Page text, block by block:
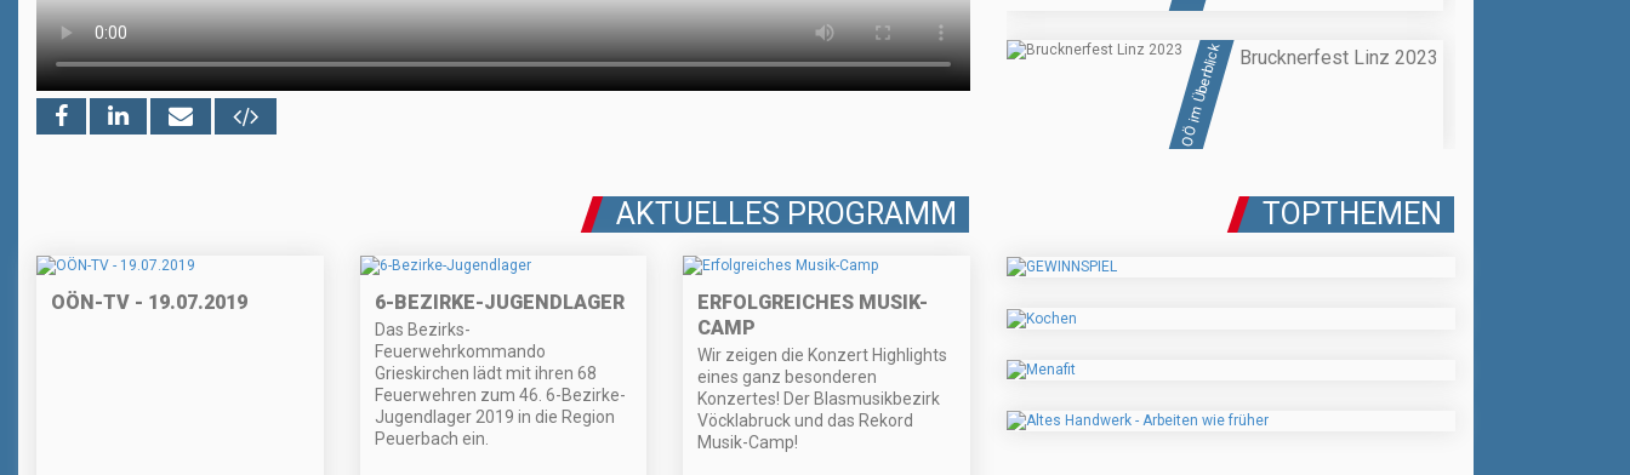
OÖ im Überblick Brucknerfest Linz 2023
AKTUELLES PROGRAMM
OÖN-TV - 19.07.2019 6-BEZIRKE-JUGENDLAGER
Das Bezirks-
Feuerwehrkommando
Grieskirchen lädt mit ihren 68
Feuerwehren zum 46. 6-Bezirke-
Jugendlager 2019 in die Region
Peuerbach ein.
ERFOLGREICHES MUSIK-
CAMP
Wir zeigen die Konzert Highlights
eines ganz besonderen
Konzertes! Der Blasmusikbezirk
Vöcklabruck und das Rekord
Musik-Camp!
TOPTHEMEN